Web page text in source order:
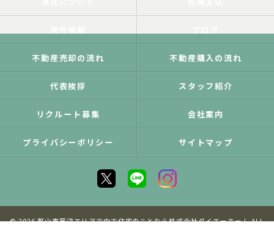
不動産売却の流れ 不動産購入の流れ
代表挨拶 スタッフ紹介
リクルート募集 会社案内
プライバシーポリシー サイトマップ
© 2026 郡山市周辺エリアで中古住宅のことなら株式会社ダイエーホーム ALL